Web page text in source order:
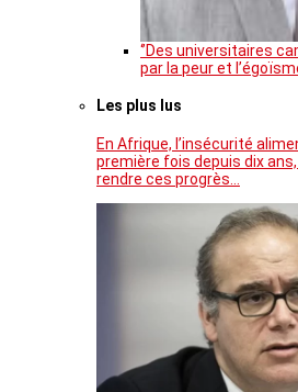
‘’Des universitaires
par la peur et
Les plus lus
En Afrique, l’insécurité
première fois depuis dix
rendre ces progrès…